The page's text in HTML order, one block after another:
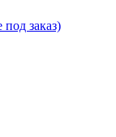
заказ)